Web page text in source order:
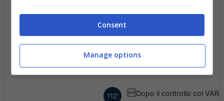
VARVAR - RIGORE! -
revisione VAR, un
possibile rigore per
Universitatea Craiova.
112' VAR Dopo il controllo col VAR
Consent
Manage options